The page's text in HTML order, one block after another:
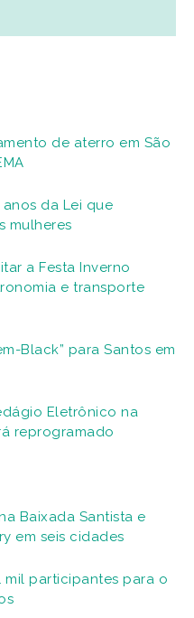
de aterro em São
da Lei que
mulheres
a Festa Inverno
e transporte
Black” para Santos em
Eletrônico na
reprogramado
Baixada Santista e
em seis cidades
mil participantes para o